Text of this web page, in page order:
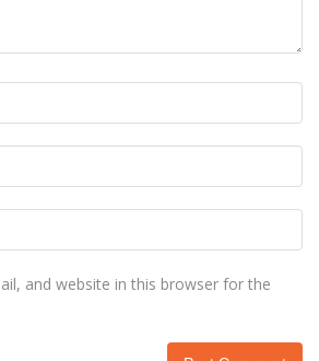
and website in this browser for the